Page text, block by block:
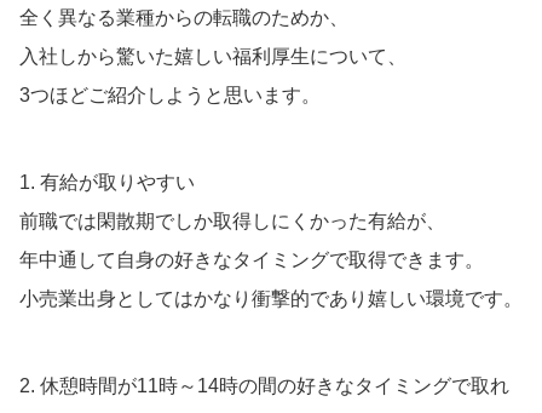
全く異なる業種からの転職のためか、
入社しから驚いた嬉しい福利厚生について、
3つほどご紹介しようと思います。
1. 有給が取りやすい
前職では閑散期でしか取得しにくかった有給が、
年中通して自身の好きなタイミングで取得できます。
小売業出身としてはかなり衝撃的であり嬉しい環境です。
2. 休憩時間が11時～14時の間の好きなタイミングで取れ